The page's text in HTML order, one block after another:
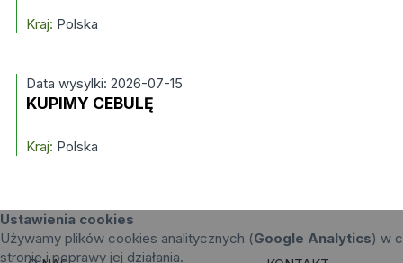
Kraj: Polska
Data wysylki: 2026-07-15
KUPIMY CEBULĘ
Kraj: Polska
Ustawienia cookies
Używamy plików cookies analitycznych (Google Analytics) w
stronie i poprawy jej działania.